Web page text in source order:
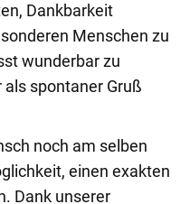
Dankbarkeit
Menschen zu
wunderbar zu
spontaner Gruß
noch am selben
einen exakten
Dank unserer